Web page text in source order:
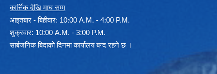
कार्त्तिक देखि माघ सम्म
आइतबार - बिहीवार: 10:00 A.M. - 4:00 P.M.
शुक्रवार: 10:00 A.M. - 3:00 P.M.
सार्बजनिक बिदाको दिनमा कार्यालय बन्द रहने छ ।